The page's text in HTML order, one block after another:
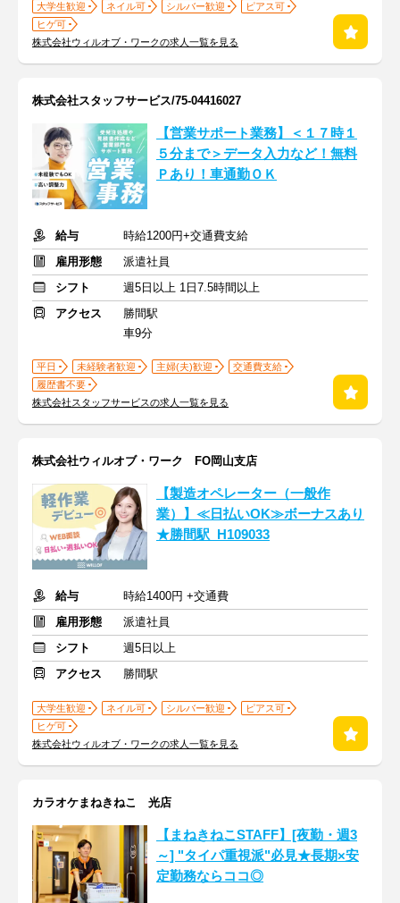
大学生歓迎 ネイル可 シルバー歓迎
ピアス可
ヒゲ可
株式会社ウィルオブ・ワークの求人一覧を見る
株式会社スタッフサービス/75-04416027
【営業サポート業務】＜１７時１
５分まで＞データ入力など！無料
Ｐあり！車通勤ＯＫ
給与
時給1200円+交通費支給
雇用形態
派遣社員
シフト
週5日以上 1日7.5時間以上
アクセス
勝間駅
車9分
平日 未経験者歓迎 主婦(夫)歓迎
交通費支給
履歴書不要
株式会社スタッフサービスの求人一覧を見る
株式会社ウィルオブ・ワーク FO岡山支店
【製造オペレーター（一般作
業）】≪日払いOK≫ボーナスあり
★勝間駅_H109033
給与
時給1400円 +交通費
雇用形態
派遣社員
シフト
週5日以上
アクセス
勝間駅
大学生歓迎 ネイル可 シルバー歓迎
ピアス可
ヒゲ可
株式会社ウィルオブ・ワークの求人一覧を見る
カラオケまねきねこ 光店
【まねきねこSTAFF】[夜勤・週3
～] "タイパ重視派"必見★長期×安
定勤務ならココ◎